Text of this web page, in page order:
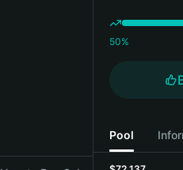
50%
Pool